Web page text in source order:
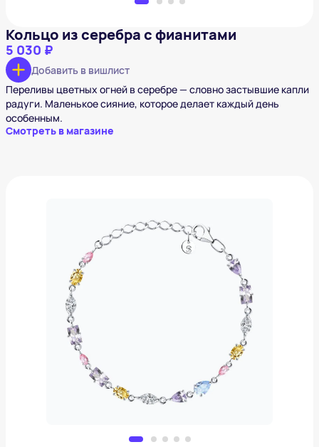
Кольцо из серебра с фианитами
5 030 ₽
Добавить в вишлист
Переливы цветных огней в серебре — словно застывшие капли
радуги. Маленькое сияние, которое делает каждый день
особенным.
Смотреть в магазине
Браслет из серебра с фианитами